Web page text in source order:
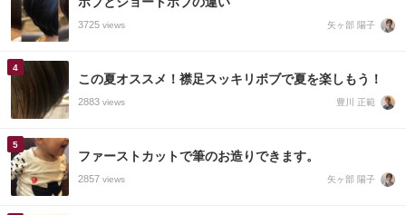
3725 views 矢ヶ部 陽子
この夏オススメ！襟足スッキリボブで夏を楽しもう！
2883 views 豊川 正範
ファーストカットで筆のお造りできます。
2857 views 矢ヶ部 陽子